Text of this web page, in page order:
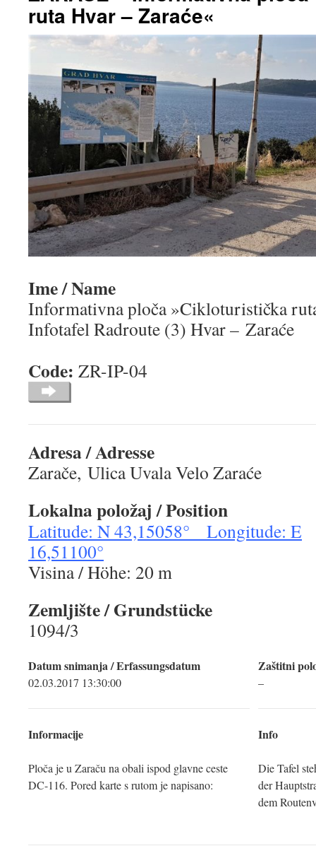
ruta Hvar – Zaraće«
Ime / Name
Informativna ploča »Cikloturistička
Infotafel Radroute (3) Hvar – Zaraće
Code: ZR-IP-
Adresa / Adresse
Zarače, Ulica Uvala Velo Zaraće
Lokalna položaj / Position
Latitude: N 43,15058° Longitude: E
16,51100°
Visina / Höhe: 20 m
Zemljište / Grundstücke
1094/3
Datum snimanja / Erfassungsdatum
02.03.2017 13:30:00
Informacije
Ploča je u Zaraču na obali ispod glavne ceste
DC-116. Pored karte s rutom je napisano:
Zaštitni
–
Info
Die Tafel
der
dem